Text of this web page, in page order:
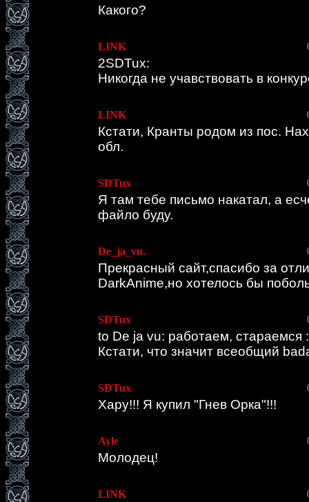
Какого?
LINK
2SDTux:
Никогда не учавствовать в
LINK
Кстати, Кранты родом из пос.
обл.
SDTux
Я там тебе письмо накатал, а
файло буду.
De_ja_vu.
Прекрасный сайт,спасибо за
DarkAnime,но хотелось бы
SDTux
to De ja vu: работаем, стараемся
Кстати, что значит всеобщий
SDTux
Хару!!! Я купил "Гнев Орка"!!!
Ayle
Молодец!
LINK